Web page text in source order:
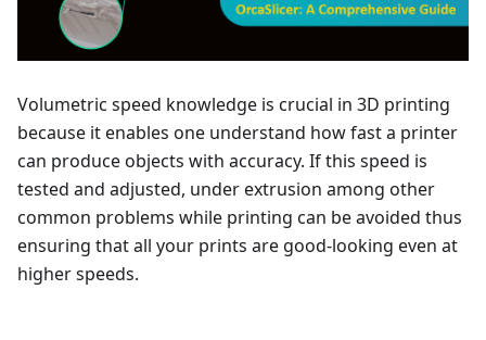
Volumetric speed knowledge is crucial in 3D printing
because it enables one understand how fast a printer
can produce objects with accuracy. If this speed is
tested and adjusted, under extrusion among other
common problems while printing can be avoided thus
ensuring that all your prints are good-looking even at
higher speeds.